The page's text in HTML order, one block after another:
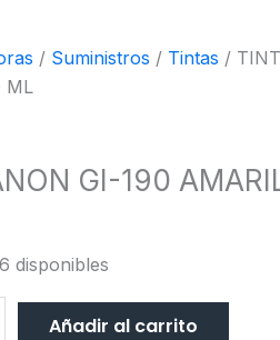
/ Suministros / Tintas /
ML
GI-190
6 disponibles
Añadir al carrito